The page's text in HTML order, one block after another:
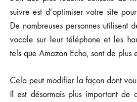
suivre est d’optimiser votre site
De nombreuses personnes utilisent
vocale sur leur téléphone et les
tels que Amazon Echo, sont de plus
Cela peut modifier la façon dont
Il est désormais plus important de